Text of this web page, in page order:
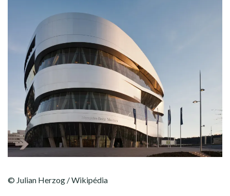
© Julian Herzog / Wikipédia